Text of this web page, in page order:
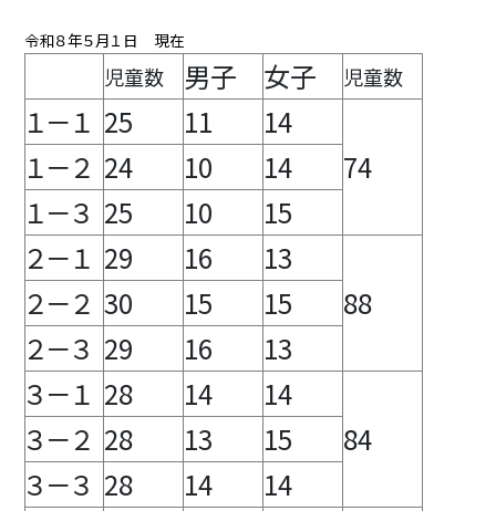
令和８年５月１日 現在
児童数 男子 女子 児童数
１－１ 25 11
14
74
１－２ 24 10
14
１－３ 25 10
15
２－１ 29 16
13
88
２－２ 30 15
15
２－３ 29 16
13
３－１ 28 14
14
84
３－２ 28 13
15
３－３ 28 14
14